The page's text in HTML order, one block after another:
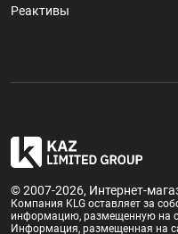
Реактивы
© 2007-2026, Интернет-
Компания KLG оставляет за
информацию, размещенную на
Информация, размещенная на